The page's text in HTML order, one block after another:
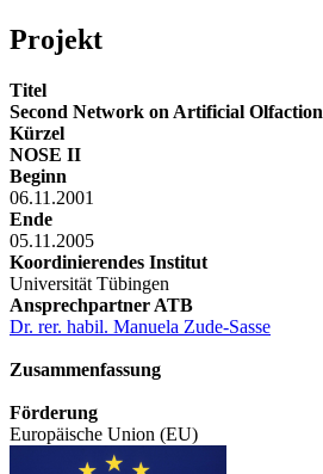
Projekt
Titel
Second Network on Artificial Olfaction
Kürzel
NOSE II
Beginn
06.11.2001
Ende
05.11.2005
Koordinierendes Institut
Universität Tübingen
Ansprechpartner ATB
Dr. rer. habil. Manuela Zude-Sasse
Zusammenfassung
Förderung
Europäische Union (EU)